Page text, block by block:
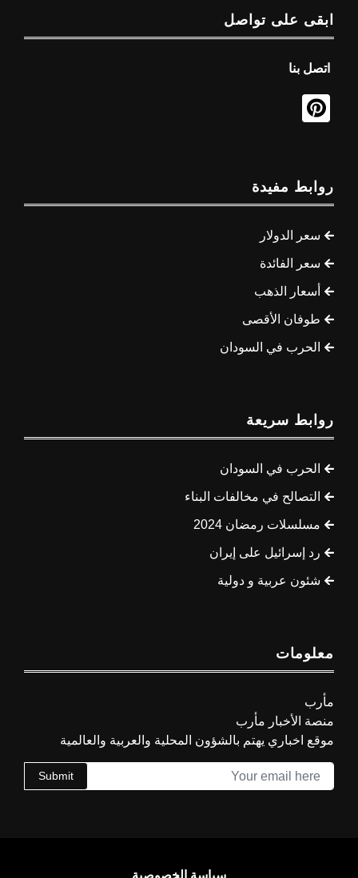
ابقى على تواصل
اتصل بنا
روابط مفيدة
سعر الدولار
سعر الفائدة
أسعار الذهب
طوفان الأقصى
الحرب في السودان
روابط سريعة
الحرب في السودان
التصالح في مخالفات البناء
مسلسلات رمضان 2024
رد إسرائيل على إيران
شئون عربية و دولية
معلومات
مأرب
منصة الأخبار مأرب
موقع اخباري يهتم بالشؤون المحلية والعربية والعالمية
Submit